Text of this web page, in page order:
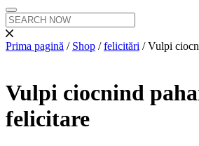
Prima pagină / Shop /felicitări / Vulpi
Vulpi ciocnind
felicitare